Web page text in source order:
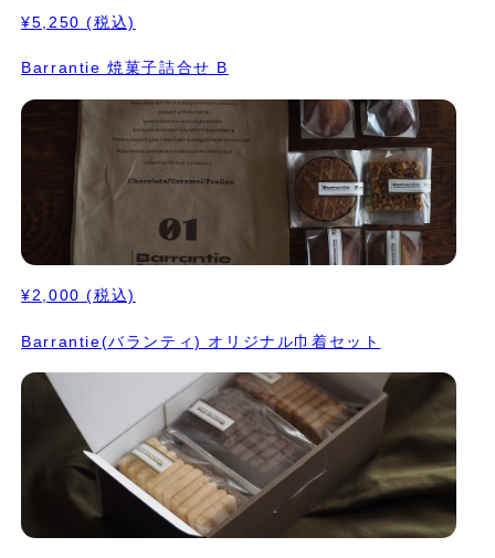
¥5,250 (税込)
Barrantie 焼菓子詰合せ B
¥2,000 (税込)
Barrantie(バランティ) オリジナル巾着セット